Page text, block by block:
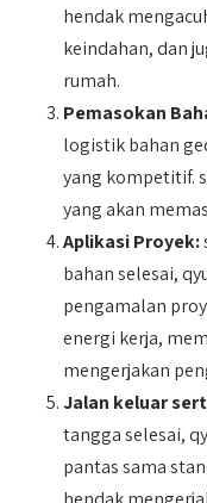
hendak
keindahan, dan
rumah.
Pemasokan
logistik bahan
yang kompetitif.
yang akan
Aplikasi Proyek:
bahan selesai,
pengamalan
energi kerja,
mengerjakan
Jalan keluar
tangga selesai,
pantas sama